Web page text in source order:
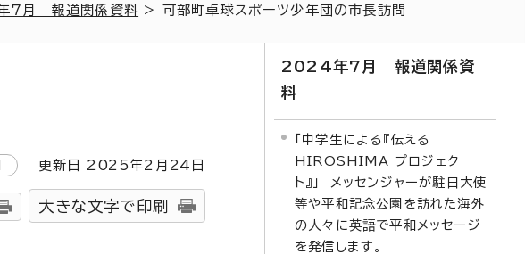
7月 報道関係資料 > 可部町卓球スポーツ少年団の市長訪問
更新日 2025年2月 24 日
大きな文字で印刷
2024年7月 報道関係資
料
「中学生による『伝える
HIROSHIMA プロジェク
ト』」 メッセンジャーが駐日大使
等や平和記念公園を訪れた海外
の人々に英語で平和メッセージ
を発信します。